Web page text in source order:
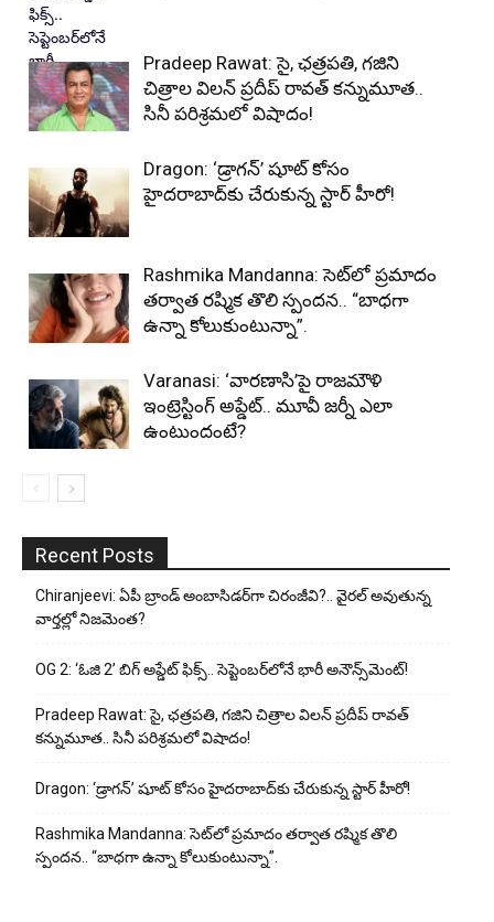
Pradeep Rawat: సై, ఛత్రపతి, గజిని
చిత్రాల విలన్ ప్రదీప్ రావత్ కన్నుమూత..
సినీ పరిశ్రమలో విషాదం!
Dragon: ‘డ్రాగన్’ షూట్ కోసం
హైదరాబాద్‌కు చేరుకున్న స్టార్ హీరో!
Rashmika Mandanna: సెట్‌లో ప్రమాదం
తర్వాత రష్మిక తొలి స్పందన.. “బాధగా
ఉన్నా కోలుకుంటున్నా”.
Varanasi: ‘వారణాసి’పై రాజమౌళి
ఇంట్రెస్టింగ్ అప్డేట్.. మూవీ జర్నీ ఎలా
ఉంటుందంటే?
Recent Posts
Chiranjeevi: ఏపీ బ్రాండ్ అంబాసిడర్‌గా చిరంజీవి?.. వైరల్ అవుతున్న
వార్తల్లో నిజమెంత?
OG 2: ‘ఓజి 2’ బిగ్ అప్డేట్ ఫిక్స్.. సెప్టెంబర్‌లోనే భారీ అనౌన్స్‌మెంట్!
Pradeep Rawat: సై, ఛత్రపతి, గజిని చిత్రాల విలన్ ప్రదీప్ రావత్
కన్నుమూత.. సినీ పరిశ్రమలో విషాదం!
Dragon: ‘డ్రాగన్’ షూట్ కోసం హైదరాబాద్‌కు చేరుకున్న స్టార్ హీరో!
Rashmika Mandanna: సెట్‌లో ప్రమాదం తర్వాత రష్మిక తొలి
స్పందన.. “బాధగా ఉన్నా కోలుకుంటున్నా”.